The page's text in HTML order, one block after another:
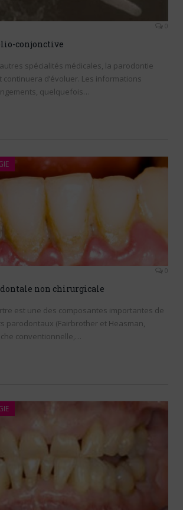
0
conjonctive
spécialités médicales, la parodontie
d’évoluer. Les informations
quelquefois…
0
non chirurgicale
est une des composantes importantes de
parodontaux (Fairbrother et Heasman,
conventionnelle,…